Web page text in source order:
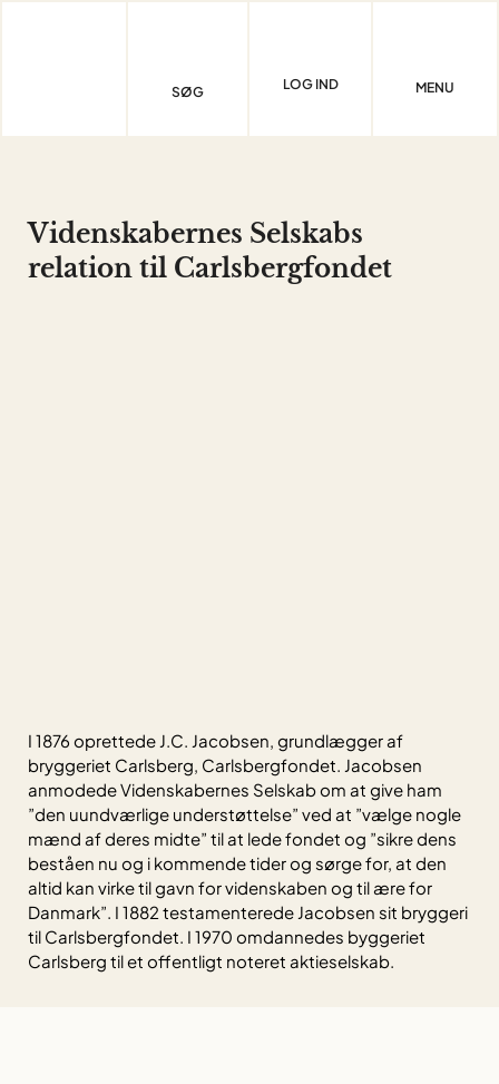
SØG LOG IND MENU
Videnskabernes Selskabs
relation til Carlsbergfondet
I 1876 oprettede J.C. Jacobsen, grundlægger af
bryggeriet Carlsberg, Carlsbergfondet. Jacobsen
anmodede Videnskabernes Selskab om at give ham
”den uundværlige understøttelse” ved at ”vælge nogle
mænd af deres midte” til at lede fondet og ”sikre dens
beståen nu og i kommende tider og sørge for, at den
altid kan virke til gavn for videnskaben og til ære for
Danmark”. I 1882 testamenterede Jacobsen sit bryggeri
til Carlsbergfondet. I 1970 omdannedes byggeriet
Carlsberg til et offentligt noteret aktieselskab.